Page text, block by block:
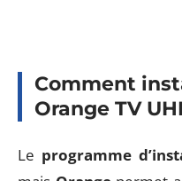
Comment
Orange TV
Le programme